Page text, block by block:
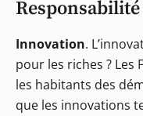
Innovation.
pour les riches ? Les
les habitants des
que les innovations